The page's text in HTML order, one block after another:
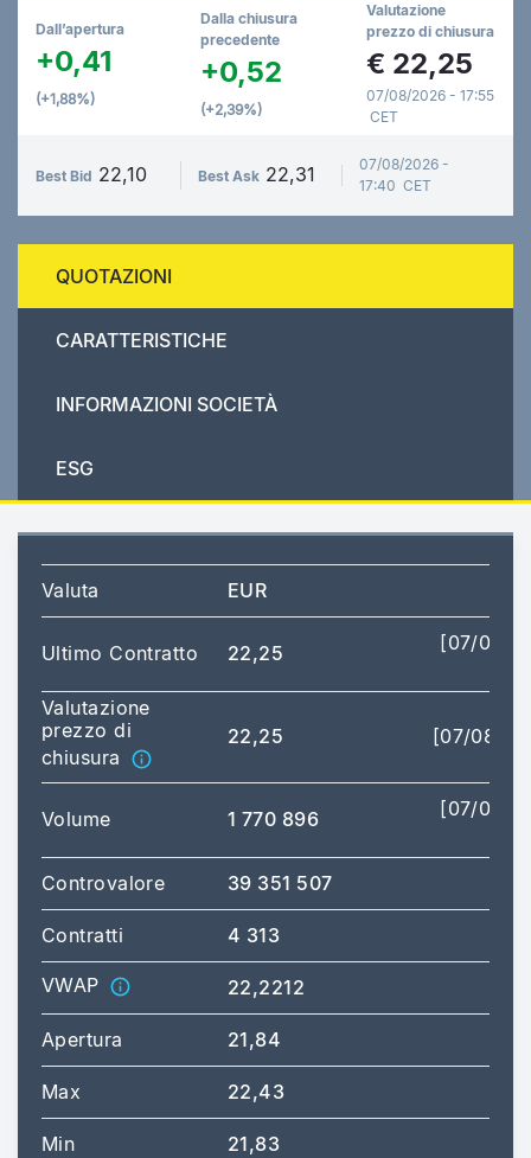
Dall’apertura
+0,41
(+1,88%)
Dalla chiusura
precedente
+0,52
(+2,39%)
Valutazione
prezzo di chiusura
€ 22,25
07/08/2026 - 17:55
CET
Best Bid 22,10 Best Ask 22,31
07/08/2026 -
17:40 CET
QUOTAZIONI
CARATTERISTICHE
INFORMAZIONI SOCIETÀ
ESG
Valuta EUR
Ultimo Contratto 22,25
[07/08/
Valutazione
prezzo di
chiusura
22,25 [07/08/
Volume 1 770 896
[07/08/
Controvalore 39 351 507
Contratti 4 313
VWAP 22,2212
Apertura 21,84
Max 22,43
Min 21,83